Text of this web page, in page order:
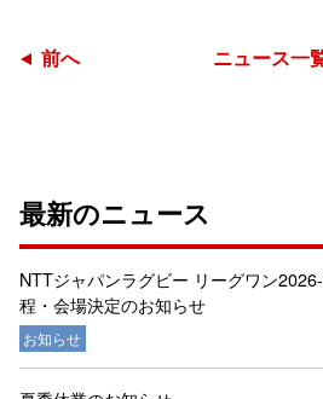
前へ ニュース一
最新のニュース
NTTジャパンラグビー リーグワン
程・会場決定のお知らせ
お知らせ